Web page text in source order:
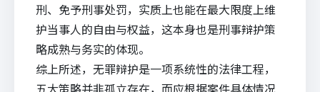
刑、免予刑事处罚，实质上也能在最大限度上维
护当事人的自由与权益，这本身也是刑事辩护策
略成熟与务实的体现。
综上所述，无罪辩护是一项系统性的法律工程，
五大策略并非孤立存在，而应根据案件具体情况